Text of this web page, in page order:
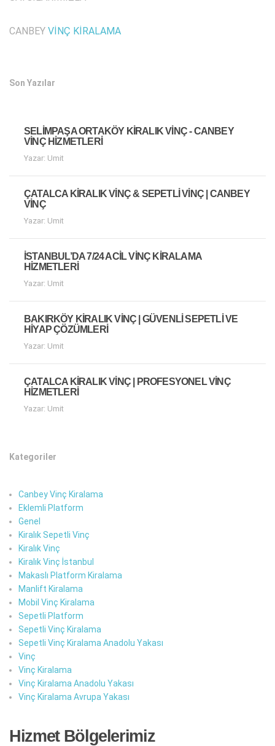
CANBEY VİNÇ KİRALAMA
Son Yazılar
SELIMPAŞA ORTAKÖY KIRALIK VINÇ - CANBEY
VINÇ HIZMETLERI
Yazar: Umit
ÇATALCA KIRALIK VINÇ & SEPETLI VINÇ | CANBEY
VINÇ
Yazar: Umit
İSTANBUL’DA 7/24 ACIL VINÇ KIRALAMA
HIZMETLERI
Yazar: Umit
BAKIRKÖY KIRALIK VINÇ | GÜVENLI SEPETLI VE
HIYAP ÇÖZÜMLERI
Yazar: Umit
ÇATALCA KIRALIK VINÇ | PROFESYONEL VINÇ
HIZMETLERI
Yazar: Umit
Kategoriler
Canbey Vinç Kiralama
Eklemli Platform
Genel
Kiralık Sepetli Vinç
Kiralık Vinç
Kiralık Vinç İstanbul
Makaslı Platform Kiralama
Manlift Kiralama
Mobil Vinç Kiralama
Sepetli Platform
Sepetli Vinç Kiralama
Sepetli Vinç Kiralama Anadolu Yakası
Vinç
Vinç Kiralama
Vinç Kiralama Anadolu Yakası
Vinç Kiralama Avrupa Yakası
Hizmet Bölgelerimiz